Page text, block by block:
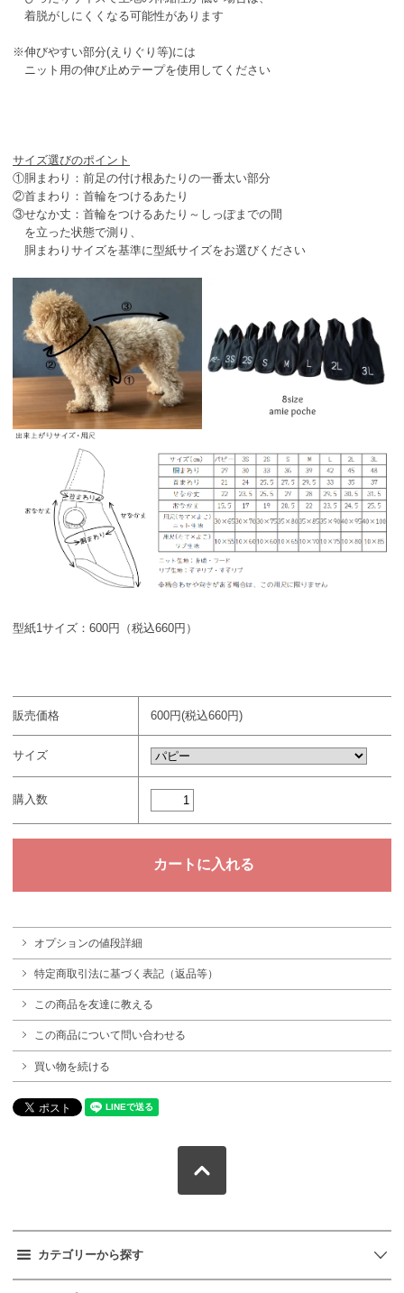
着脱がしにくくなる可能性があります
※伸びやすい部分(えりぐり等)には
ニット用の伸び止めテープを使用してください
サイズ選びのポイント
①胴まわり：前足の付け根あたりの一番太い部分
②首まわり：首輪をつけるあたり
③せなか丈：首輪をつけるあたり～しっぽまでの間
を立った状態で測り、
胴まわりサイズを基準に型紙サイズをお選びください
型紙1サイズ：600円（税込660円）
販売価格 600円(税込660円)
サイズ
購入数
オプションの値段詳細
特定商取引法に基づく表記（返品等）
この商品を友達に教える
この商品について問い合わせる
買い物を続ける
カテゴリーから探す